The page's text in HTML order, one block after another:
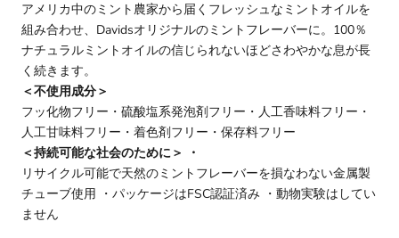
アメリカ中のミント農家から届くフレッシュなミントオイルを
組み合わせ、Davidsオリジナルのミントフレーバーに。100％
ナチュラルミントオイルの信じられないほどさわやかな息が長
く続きます。
＜不使用成分＞
フッ化物フリー・硫酸塩系発泡剤フリー・人工香味料フリー・
人工甘味料フリー・着色剤フリー・保存料フリー
＜持続可能な社会のために＞ ・
リサイクル可能で天然のミントフレーバーを損なわない金属製
チューブ使用 ・パッケージはFSC認証済み ・動物実験はしてい
ません